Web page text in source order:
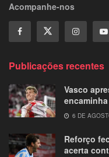
Acompanhe-nos
Publicações recentes
Vasco
6 DE
Reforço
acerta